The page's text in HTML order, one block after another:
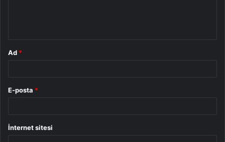
Ad *
E-posta *
İnternet sitesi